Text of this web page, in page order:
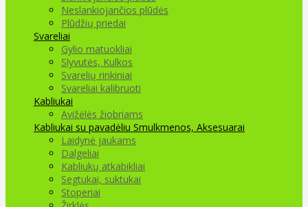
Neslankiojančios plūdės
Plūdžių priedai
Svareliai
Gylio matuokliai
Slyvutės, Kulkos
Svarelių rinkiniai
Svareliai kalibruoti
Kabliukai
Avižėlės žiobriams
Kabliukai su pavadėliu Smulkmenos, Aksesuarai
Laidynė jaukams
Dalgeliai
Kabliukų atkabikliai
Segtukai, suktukai
Stoperiai